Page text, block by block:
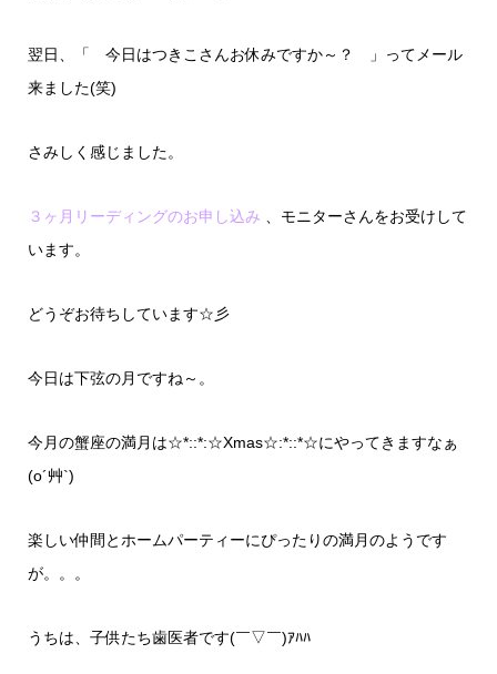
翌日、「 今日はつきこさんお休みですか～？ 」ってメール
来ました(笑)
さみしく感じました。
３ヶ月リーディングのお申し込み 、モニターさんをお受けして
います。
どうぞお待ちしています☆彡
今日は下弦の月ですね～。
今月の蟹座の満月は☆*::*:☆Xmas☆:*::*☆にやってきますなぁ
(o´艸`)
楽しい仲間とホームパーティーにぴったりの満月のようです
が。。。
うちは、子供たち歯医者です(￣▽￣)ｱﾊﾊ